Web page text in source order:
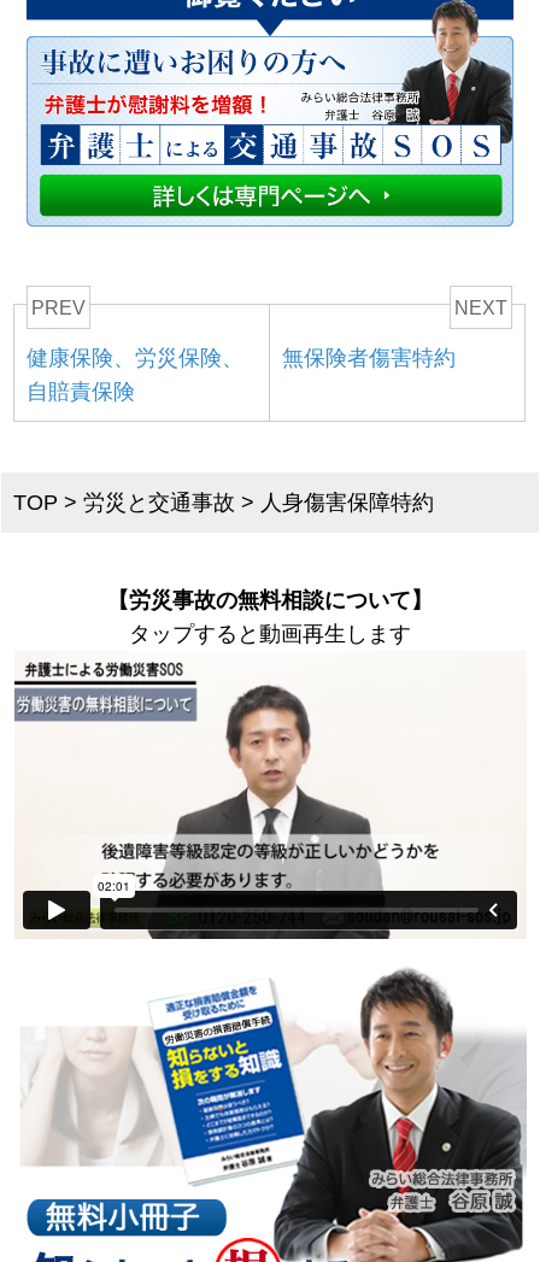
PREV
健康保険、労災保険、
自賠責保険
NEXT
無保険者傷害特約
TOP >労災と交通事故 > 人身傷害保障特約
【労災事故の無料相談について】
タップすると動画再生します